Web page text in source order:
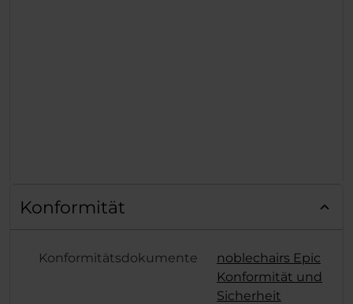
Konformität
Konformitätsdokumente
noblechairs Epic
Konformität und
Sicherheit